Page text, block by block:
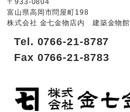
〒933-0804
富山県高岡市問屋町198
株式会社 金七金物店内 建築金物館
Tel. 0766-21-8787
Fax 0766-21-8783